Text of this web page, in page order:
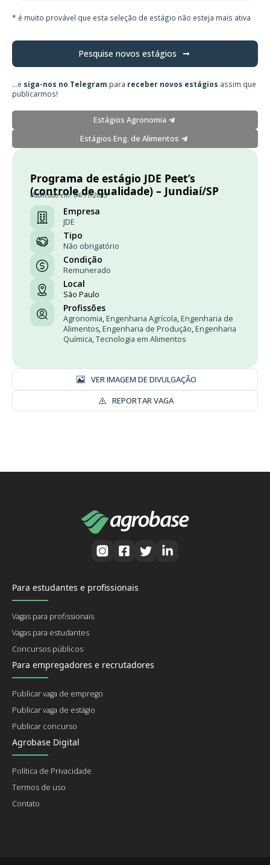
* é muito provável que esta seleção de estágio não esteja mais ativa
Pesquise novos estágios
...e siga-nos no Telegram para receber novos estágios assim que
publicarmos!
Estágios Agronomia
Estágios Eng. de Alimentos
Programa de estágio JDE Peet’s
(controle de qualidade) – Jundiaí/SP
Publicado em: 04/11/2025
Empresa
JDE
Tipo
Não obrigatório
Condição
Remunerado
Local
São Paulo
Profissões
Agronomia, Engenharia Agrícola, Engenharia de
Alimentos, Engenharia de Produção, Engenharia
Química,Tecnologia em Alimentos
VER IMAGEM DE DIVULGAÇÃO
REPORTAR VAGA
Para estudantes e profissionais
Vagas para profissionais
Vagas para estudantes
Concursos públicos
Para empregadores e recrutadores
Publicar vaga de emprego
Publicar vaga de estágio
Publicar concurso
Agrobase Digital
Política de Privacidade
Termos de uso
Contato